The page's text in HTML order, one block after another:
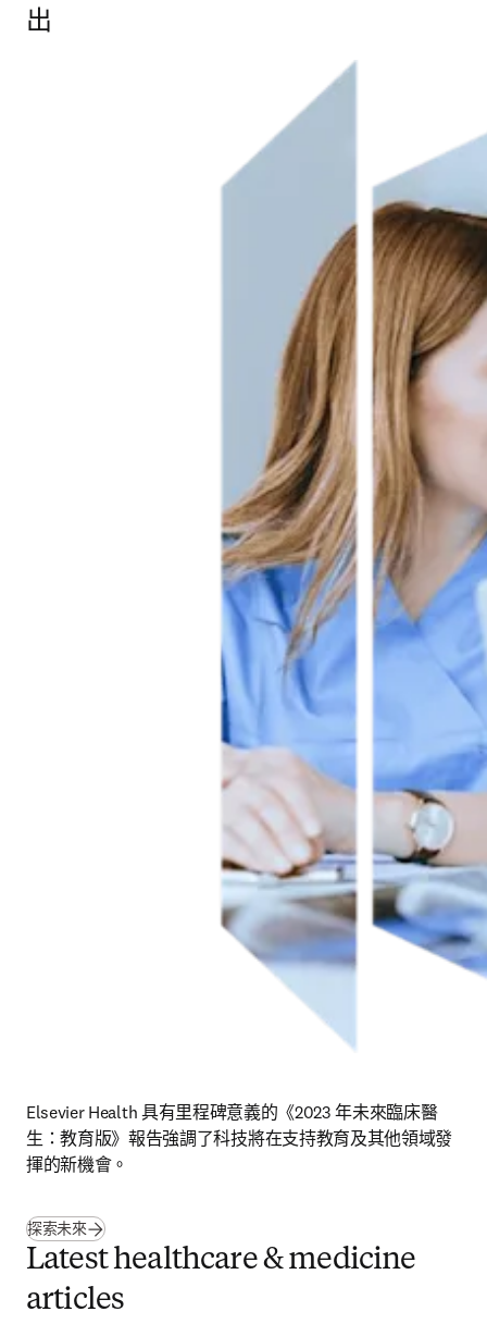
出
Elsevier Health 具有里程碑意義的《2023 年未來臨床醫
生：教育版》報告強調了科技將在支持教育及其他領域發
揮的新機會。
探索未來
Latest healthcare & medicine
articles